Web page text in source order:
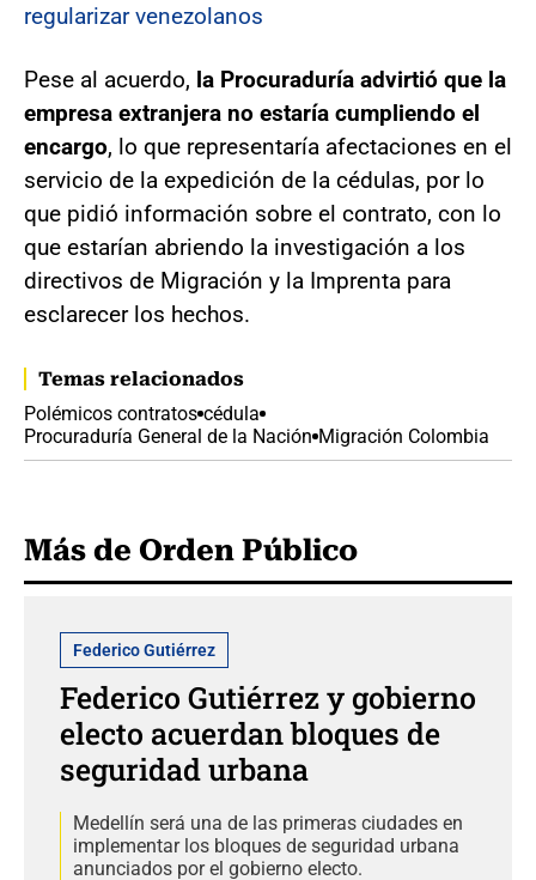
regularizar venezolanos
Pese al acuerdo, la Procuraduría advirtió que la
empresa extranjera no estaría cumpliendo el
encargo, lo que representaría afectaciones en el
servicio de la expedición de la cédulas, por lo
que pidió información sobre el contrato, con lo
que estarían abriendo la investigación a los
directivos de Migración y la Imprenta para
esclarecer los hechos.
Temas relacionados
Polémicos contratos cédula
Procuraduría General de la Nación Migración Colombia
Más de Orden Público
Federico Gutiérrez
Federico Gutiérrez y gobierno
electo acuerdan bloques de
seguridad urbana
Medellín será una de las primeras ciudades en
implementar los bloques de seguridad urbana
anunciados por el gobierno electo.